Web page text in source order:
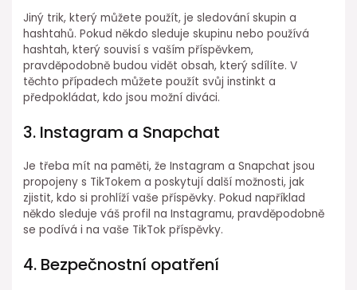
Jiný trik, který můžete použít, je sledování skupin a
hashtahů. Pokud někdo sleduje skupinu nebo používá
hashtah, který souvisí s vaším příspěvkem,
pravděpodobně budou vidět obsah, který sdílíte. V
těchto případech můžete použít svůj instinkt a
předpokládat, kdo jsou možní diváci.
3. Instagram a Snapchat
Je třeba mít na paměti, že Instagram a Snapchat jsou
propojeny s TikTokem a poskytují další možnosti, jak
zjistit, kdo si prohlíží vaše příspěvky. Pokud například
někdo sleduje váš profil na Instagramu, pravděpodobně
se podívá i na vaše TikTok příspěvky.
4. Bezpečnostní opatření